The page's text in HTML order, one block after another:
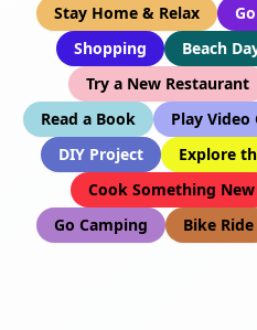
Stay Home & Relax
Shopping
Beach
Try a New Restaurant
Read a Book
Play Video
DIY Project
Explore
Cook Something New
Go Camping
Bike Ride